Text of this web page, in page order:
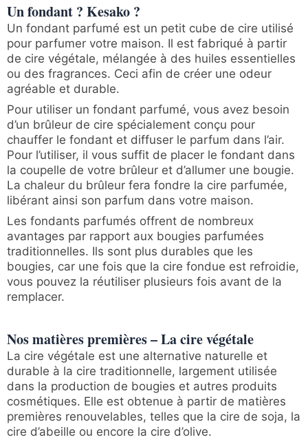
Un fondant ? Kesako ?
Un fondant parfumé est un petit cube de cire utilisé
pour parfumer votre maison. Il est fabriqué à partir
de cire végétale, mélangée à des huiles essentielles
ou des fragrances. Ceci afin de créer une odeur
agréable et durable.
Pour utiliser un fondant parfumé, vous avez besoin
d’un brûleur de cire spécialement conçu pour
chauffer le fondant et diffuser le parfum dans l’air.
Pour l’utiliser, il vous suffit de placer le fondant dans
la coupelle de votre brûleur et d’allumer une bougie.
La chaleur du brûleur fera fondre la cire parfumée,
libérant ainsi son parfum dans votre maison.
Les fondants parfumés offrent de nombreux
avantages par rapport aux bougies parfumées
traditionnelles. Ils sont plus durables que les
bougies, car une fois que la cire fondue est refroidie,
vous pouvez la réutiliser plusieurs fois avant de la
remplacer.
Nos matières premières – La cire végétale
La cire végétale est une alternative naturelle et
durable à la cire traditionnelle, largement utilisée
dans la production de bougies et autres produits
cosmétiques. Elle est obtenue à partir de matières
premières renouvelables, telles que la cire de soja, la
cire d’abeille ou encore la cire d’olive.